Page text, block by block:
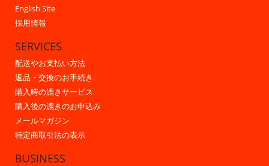
English Site
採用情報
SERVICES
配送やお支払い方法
返品・交換のお手続き
購入時の漉きサービス
購入後の漉きのお申込み
メールマガジン
特定商取引法の表示
BUSINESS